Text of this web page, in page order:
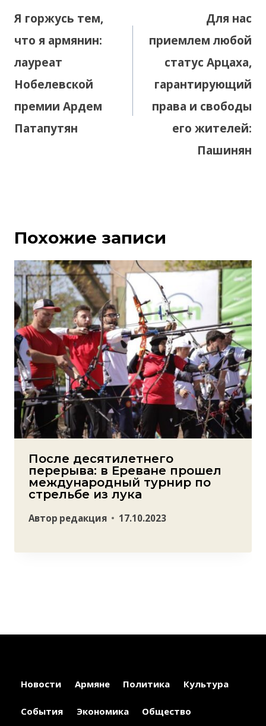
записям
Я горжусь тем,
что я армянин:
лауреат
Нобелевской
премии Ардем
Патапутян
Для нас
приемлем любой
статус Арцаха,
гарантирующий
права и свободы
его жителей:
Пашинян
Похожие записи
После десятилетнего
перерыва: в Ереване прошел
международный турнир по
стрельбе из лука
Автор редакция 17.10.2023
Новости Армяне Политика Культура
События Экономика Общество